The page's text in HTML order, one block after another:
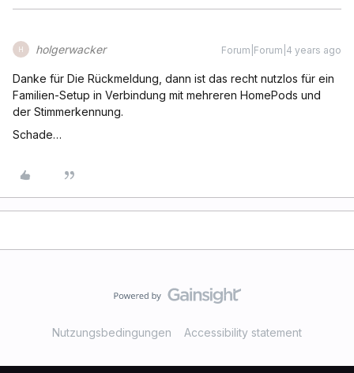
H holgerwacker Forum|Forum|4 years ago
Danke für Die Rückmeldung, dann ist das recht nutzlos für ein
Familien-Setup in Verbindung mit mehreren HomePods und
der Stimmerkennung.
Schade…
Nutzungsbedingungen Accessibility statement